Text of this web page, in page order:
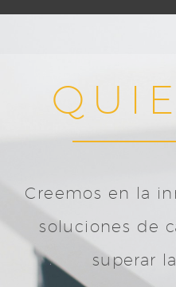
Creemos en la
soluciones de
superar